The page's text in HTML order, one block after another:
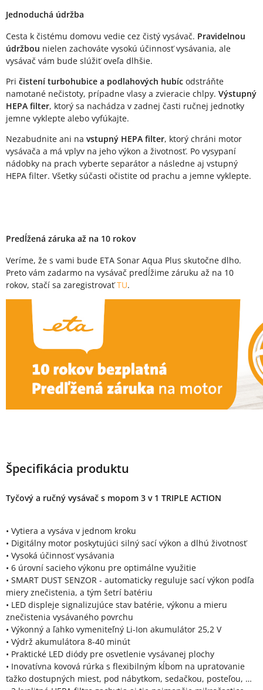
Jednoduchá údržba
Cesta k čistému domovu vedie cez čistý vysávač. Pravidelnou
údržbou nielen zachováte vysokú účinnosť vysávania, ale
vysávač vám bude slúžiť oveľa dlhšie.
Pri čistení turbohubice a podlahových hubíc odstráňte
namotané nečistoty, prípadne vlasy a zvieracie chlpy. Výstupný
HEPA filter, ktorý sa nachádza v zadnej časti ručnej jednotky
jemne vyklepte alebo vyfúkajte.
Nezabudnite ani na vstupný HEPA filter, ktorý chráni motor
vysávača a má vplyv na jeho výkon a životnosť. Po vysypaní
nádobky na prach vyberte separátor a následne aj vstupný
HEPA filter. Všetky súčasti očistite od prachu a jemne vyklepte.
Predĺžená záruka až na 10 rokov
Veríme, že s vami bude ETA Sonar Aqua Plus skutočne dlho.
Preto vám zadarmo na vysávač predĺžime záruku až na 10
rokov, stačí sa zaregistrovaťTU.
Špecifikácia produktu
Tyčový a ručný vysávač s mopom 3 v 1 TRIPLE ACTION
• Vytiera a vysáva v jednom kroku
• Digitálny motor poskytujúci silný sací výkon a dlhú životnosť
• Vysoká účinnosť vysávania
• 6 úrovní sacieho výkonu pre optimálne využitie
• SMART DUST SENZOR - automaticky reguluje sací výkon podľa
miery znečistenia, a tým šetrí batériu
• LED displeje signalizujúce stav batérie, výkonu a mieru
znečistenia vysávaného povrchu
• Výkonný a ľahko vymeniteľný Li-Ion akumulátor 25,2 V
• Výdrž akumulátora 8-40 minút
• Praktické LED diódy pre osvetlenie vysávanej plochy
• Inovatívna kovová rúrka s flexibilným kĺbom na upratovanie
ťažko dostupných miest, pod nábytkom, sedačkou, posteľou, …